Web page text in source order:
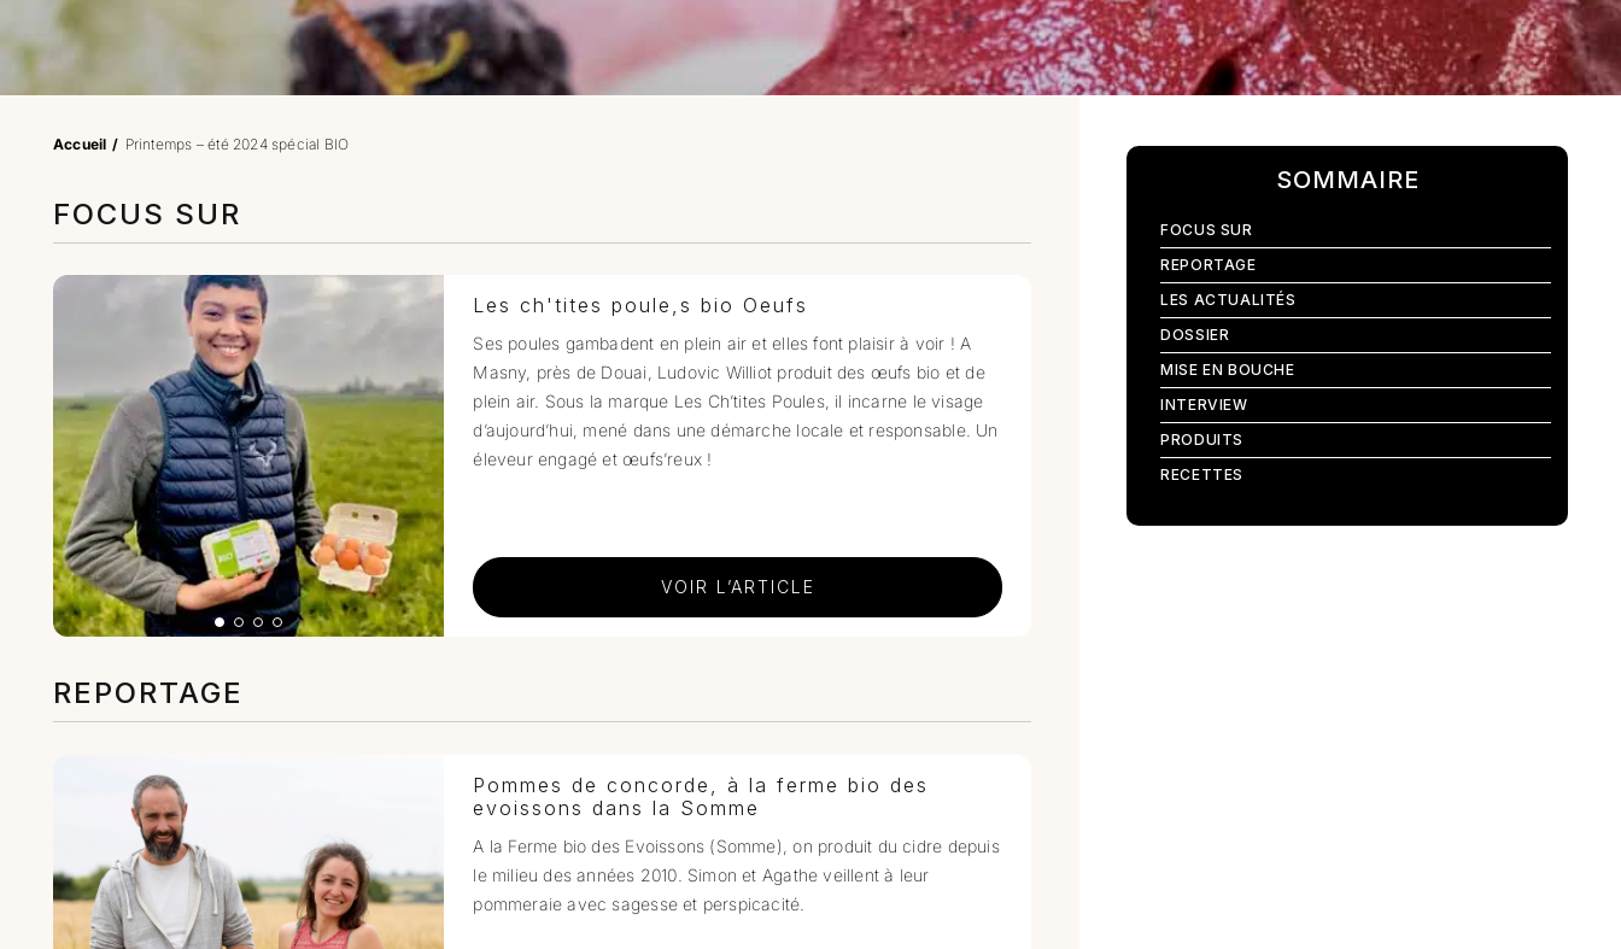
Accueil Printemps – été 2024 spécial BIO
FOCUS SUR
Les ch'tites poule,s bio Oeufs
Ses poules gambadent en plein air et elles font plaisir à voir ! A
Masny, près de Douai, Ludovic Williot produit des œufs bio et de
plein air. Sous la marque Les Ch’tites Poules, il incarne le visage
d’aujourd’hui, mené dans une démarche locale et responsable. Un
éleveur engagé et œufs’reux !
VOIR L’ARTICLE
REPORTAGE
Pommes de concorde, à la ferme bio des
evoissons dans la Somme
A la Ferme bio des Evoissons (Somme), on produit du cidre depuis
le milieu des années 2010. Simon et Agathe veillent à leur
pommeraie avec sagesse et perspicacité.
SOMMAIRE
FOCUS SUR
REPORTAGE
LES ACTUALITÉS
DOSSIER
MISE EN BOUCHE
INTERVIEW
PRODUITS
RECETTES